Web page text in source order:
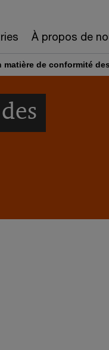
À propos de
matière de conformité